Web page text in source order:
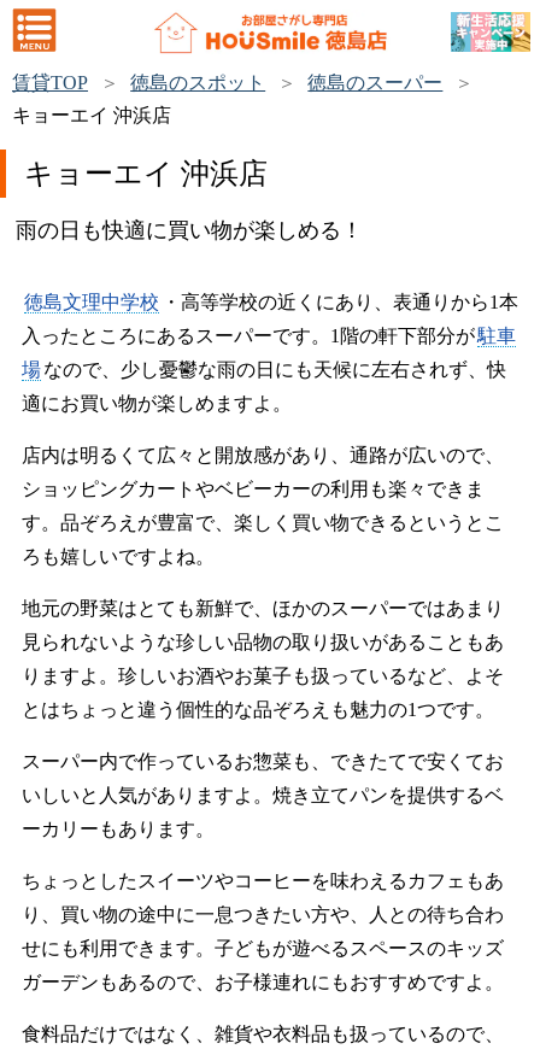
賃貸TOP 徳島のスポット
徳島のスーパー
キョーエイ 沖浜店
キョーエイ 沖浜店
雨の日も快適に買い物が楽しめる！
徳島文理中学校 ・高等学校の近くにあり、表通りから1本
入ったところにあるスーパーです。1階の軒下部分が駐車
場なので、少し憂鬱な雨の日にも天候に左右されず、快
適にお買い物が楽しめますよ。
店内は明るくて広々と開放感があり、通路が広いので、
ショッピングカートやベビーカーの利用も楽々できま
す。品ぞろえが豊富で、楽しく買い物できるというとこ
ろも嬉しいですよね。
地元の野菜はとても新鮮で、ほかのスーパーではあまり
見られないような珍しい品物の取り扱いがあることもあ
りますよ。珍しいお酒やお菓子も扱っているなど、よそ
とはちょっと違う個性的な品ぞろえも魅力の1つです。
スーパー内で作っているお惣菜も、できたてで安くてお
いしいと人気がありますよ。焼き立てパンを提供するベ
ーカリーもあります。
ちょっとしたスイーツやコーヒーを味わえるカフェもあ
り、買い物の途中に一息つきたい方や、人との待ち合わ
せにも利用できます。子どもが遊べるスペースのキッズ
ガーデンもあるので、お子様連れにもおすすめですよ。
食料品だけではなく、雑貨や衣料品も扱っているので、